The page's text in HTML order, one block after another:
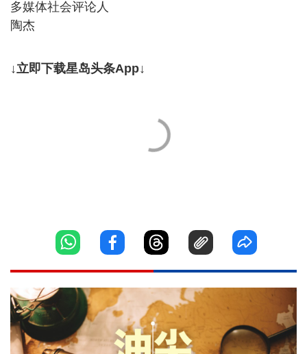
多媒体社会评论人
陶杰
↓立即下载星岛头条App↓